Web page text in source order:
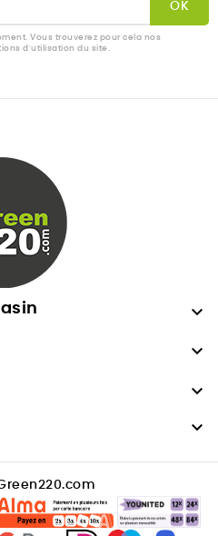
Vous trouverez pour cela nos
d'utilisation du site.



